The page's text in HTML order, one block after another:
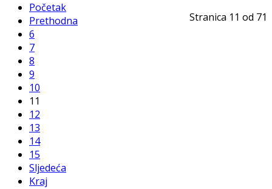
Stranica 11 od 71
Početak
Prethodna
6
7
8
9
10
11
12
13
14
15
Sljedeća
Kraj